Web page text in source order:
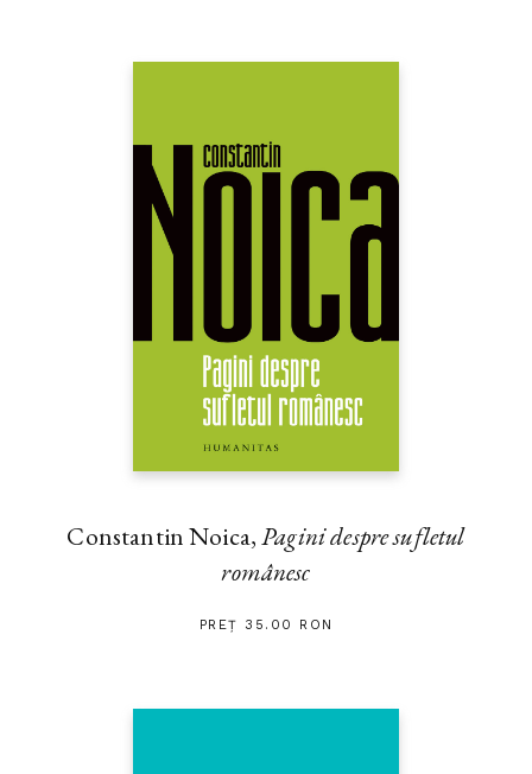
Constantin Noica,Pagini despre sufletul
românesc
PREȚ 35.00 RON